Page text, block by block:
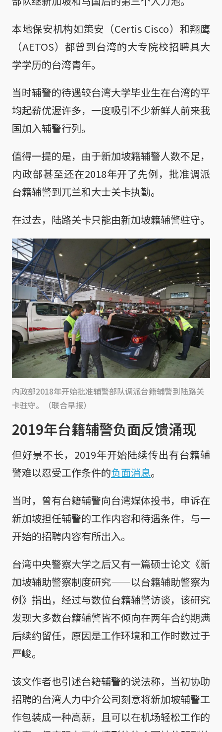
本地保安机构如策安（Certis Cisco）和翔鹰
（AETOS）都曾到台湾的大专院校招聘具大
学学历的台湾青年。
当时辅警的待遇较台湾大学毕业生在台湾的平
均起薪优渥许多，一度吸引不少新鲜人前来我
国加入辅警行列。
值得一提的是，由于新加坡籍辅警人数不足，
内政部甚至还在2018年开了先例，批准调派
台籍辅警到兀兰和大士关卡执勤。
在过去，陆路关卡只能由新加坡籍辅警驻守。
内政部2018年开始批准辅警部队调派台籍辅警到陆路关
卡驻守。（联合早报）
2019年台籍辅警负面反馈涌现
但好景不长，2019年开始陆续传出有台籍辅
警难以忍受工作条件的负面消息。
当时，曾有台籍辅警向台湾媒体投书，申诉在
新加坡担任辅警的工作内容和待遇条件，与一
开始的招聘内容有所出入。
台湾中央警察大学之后又有一篇硕士论文《新
加坡辅助警察制度研究——以台籍辅助警察为
例》指出，经过与数位台籍辅警访谈，该研究
发现大多数台籍辅警皆不倾向在两年合约期满
后续约留任，原因是工作环境和工作时数过于
严峻。
该文作者也引述台籍辅警的说法称，当初协助
招聘的台湾人力中介公司刻意将新加坡辅警工
作包装成一种高薪，且可以在机场轻松工作的